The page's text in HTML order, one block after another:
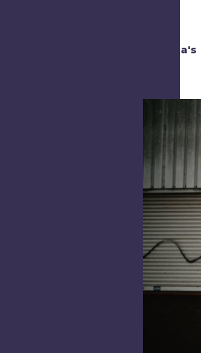
Programma's
Homoseksualiteit
Inspiratie